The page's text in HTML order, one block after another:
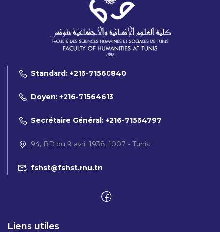
Standard: +216-71560840
Doyen: +216-71564613
Secrétaire Général: +216-71564797
94, BD du 9 avril 1938, 1007 - Tunis
fshst@fshst.rnu.tn
Liens utiles